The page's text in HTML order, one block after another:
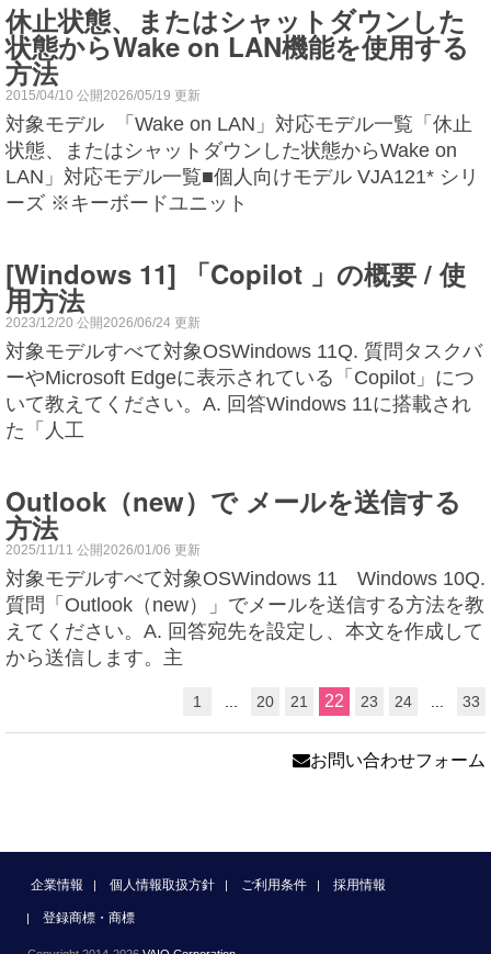
休止状態、またはシャットダウンした
状態からWake on LAN機能を使用する
方法
2015/04/10 公開2026/05/19 更新
対象モデル 「Wake on LAN」対応モデル一覧「休止
状態、またはシャットダウンした状態からWake on
LAN」対応モデル一覧■個人向けモデル VJA121* シリ
ーズ ※キーボードユニット
[Windows 11] 「Copilot 」の概要 / 使
用方法
2023/12/20 公開2026/06/24 更新
対象モデルすべて対象OSWindows 11Q. 質問タスクバ
ーやMicrosoft Edgeに表示されている「Copilot」につ
いて教えてください。A. 回答Windows 11に搭載され
た「人工
Outlook（new）で メールを送信する
方法
2025/11/11 公開2026/01/06 更新
対象モデルすべて対象OSWindows 11 Windows 10Q.
質問「Outlook（new）」でメールを送信する方法を教
えてください。A. 回答宛先を設定し、本文を作成して
から送信します。主
1 20 21 22 23 24 33
お問い合わせフォーム
企業情報 個人情報取扱方針 ご利用条件 採用情報
登録商標・商標